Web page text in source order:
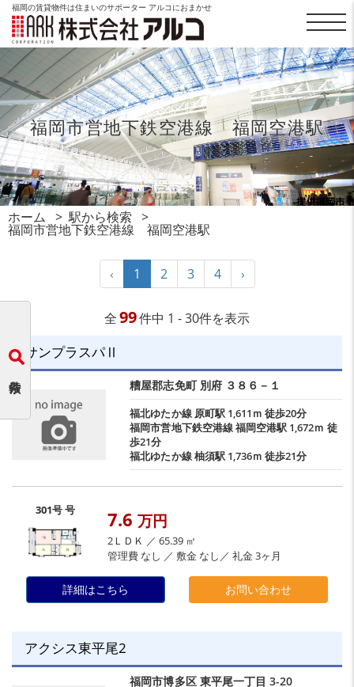
福岡の賃貸物件は住まいのサポーター アルコにおまかせ
福岡市営地下鉄空港線 福岡空港駅
ホーム 駅から検索
福岡市営地下鉄空港線 福岡空港駅
‹ 1 2 3 4 ›
全99件中 1 - 30件を表示
サンプラスパⅡ
糟屋郡志免町 別府３８６－１
福北ゆたか線 原町駅1,611ｍ 徒歩20分
福岡市営地下鉄空港線福岡空港駅 1,672ｍ 徒
歩21分
福北ゆたか線柚須駅1,736ｍ 徒歩21分
301号 号 7.6 万円
2ＬＤＫ ／ 65.39 ㎡
管理費 なし ／ 敷金 なし／ 礼金 3ヶ月
詳細はこちら お問い合わせ
アクシス東平尾2
福岡市博多区 東平尾一丁目 3-20